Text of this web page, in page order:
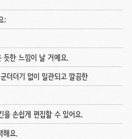
:
듯한 느낌이 날 거예요.
더더기 없이 일관되고 깔끔한
을 손쉽게 편집할 수 있어요.
해요.